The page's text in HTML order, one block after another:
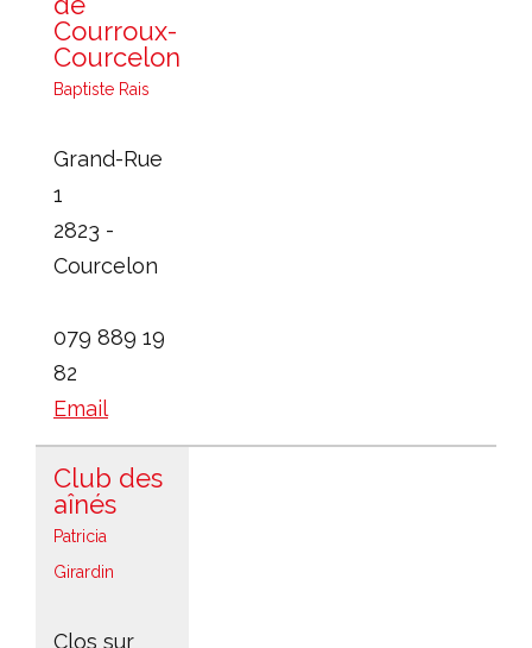
Courroux-
Courcelon
Baptiste Rais
Grand-Rue
1
2823 -
Courcelon
079 889 19
82
Email
Club des
aînés
Patricia
Girardin
Clos sur